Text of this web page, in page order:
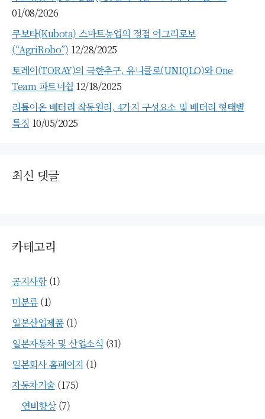
01/08/2026
쿠보타(Kubota) 스마트농업의 정점 어그리로보
(“AgriRobo”) 12/28/2025
토레이(TORAY)의 극한추구, 유니클로(UNIQLO)와 One
Team 파트너쉽 12/18/2025
리튬이온 배터리 작동원리, 4가지 구성요소 및 배터리 형태별
특징 10/05/2025
최신 댓글
카테고리
공지사항(1)
미분류(1)
일본산업제품(1)
일본자동차 및 산업소식 (31)
일본회사 홈페이지 (1)
자동차기술(175)
연비향상(7)